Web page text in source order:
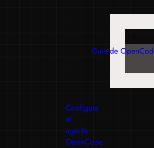
Guía de
Configura
el
agente
OpenCode